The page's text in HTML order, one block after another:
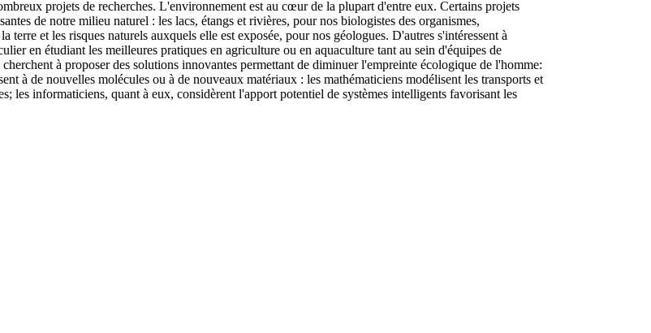
projets de recherches. L'environnement est au cœur de la plupart d'entre eux. Certains projets
de notre milieu naturel : les lacs, étangs et rivières, pour nos biologistes des organismes,
terre et les risques naturels auxquels elle est exposée, pour nos géologues. D'autres s'intéressent à
en étudiant les meilleures pratiques en agriculture ou en aquaculture tant au sein d'équipes de
à proposer des solutions innovantes permettant de diminuer l'empreinte écologique de l'homme:
à de nouvelles molécules ou à de nouveaux matériaux : les mathématiciens modélisent les transports et
les informaticiens, quant à eux, considèrent l'apport potentiel de systèmes intelligents favorisant les